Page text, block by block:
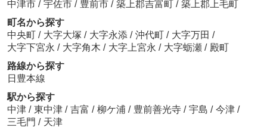
中津市 / 宇佐市 / 豊前市 / 築上郡吉富町 / 築上郡上毛町
町名から探す
中央町 / 大字大塚 / 大字永添 / 沖代町 / 大字万田 /
大字下宮永 / 大字角木 / 大字上宮永 / 大字蛎瀬 / 殿町
路線から探す
日豊本線
駅から探す
中津 / 東中津 / 吉富 / 柳ケ浦 / 豊前善光寺 / 宇島 / 今津 /
三毛門 / 天津